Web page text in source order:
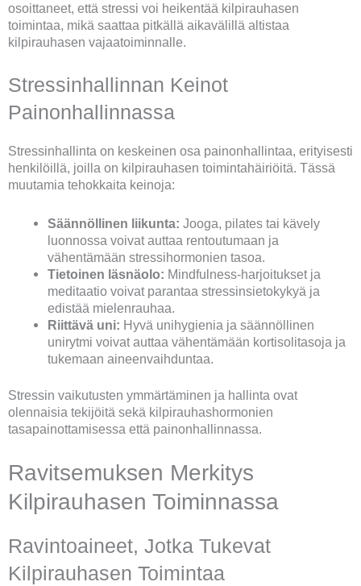
osoittaneet, että stressi voi heikentää kilpirauhasen
toimintaa, mikä saattaa pitkällä aikavälillä altistaa
kilpirauhasen vajaatoiminnalle.
Stressinhallinnan Keinot
Painonhallinnassa
Stressinhallinta on keskeinen osa painonhallintaa, erityisesti
henkilöillä, joilla on kilpirauhasen toimintahäiriöitä. Tässä
muutamia tehokkaita keinoja:
Säännöllinen liikunta: Jooga, pilates tai kävely
luonnossa voivat auttaa rentoutumaan ja
vähentämään stressihormonien tasoa.
Tietoinen läsnäolo: Mindfulness-harjoitukset ja
meditaatio voivat parantaa stressinsietokykyä ja
edistää mielenrauhaa.
Riittävä uni: Hyvä unihygienia ja säännöllinen
unirytmi voivat auttaa vähentämään kortisolitasoja ja
tukemaan aineenvaihduntaa.
Stressin vaikutusten ymmärtäminen ja hallinta ovat
olennaisia tekijöitä sekä kilpirauhashormonien
tasapainottamisessa että painonhallinnassa.
Ravitsemuksen Merkitys
Kilpirauhasen Toiminnassa
Ravintoaineet, Jotka Tukevat
Kilpirauhasen Toimintaa